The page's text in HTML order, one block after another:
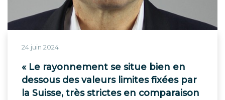
24 juin 2024
« Le rayonnement se situe bien en
dessous des valeurs limites fixées par
la Suisse, très strictes en comparaison